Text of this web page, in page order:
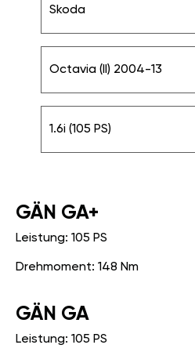
Skoda
Octavia (II) 2004-13
1.6i (105 PS)
GÄN GA+
Leistung: 105 PS
Drehmoment: 148 Nm
GÄN GA
Leistung: 105 PS